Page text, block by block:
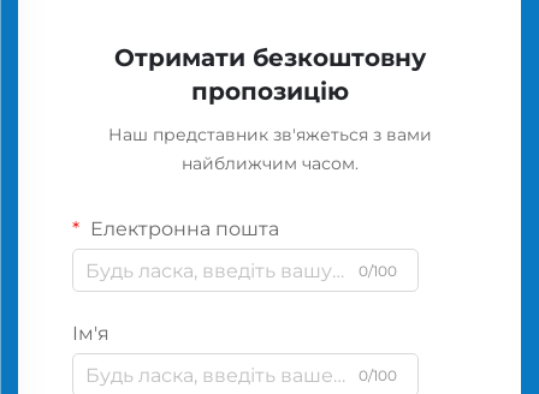
Отримати безкоштовну
пропозицію
Наш представник зв'яжеться з вами
найближчим часом.
Електронна пошта
0/100
Ім'я
0/100